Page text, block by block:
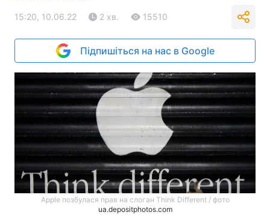
15:20, 10.06.22 2 хв. 15510
Підпишіться на нас в Google
Apple позбулася прав на слоган Think Different / фото
ua.depositphotos.com